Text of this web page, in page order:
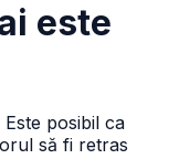
este
posibil ca
să fi retras